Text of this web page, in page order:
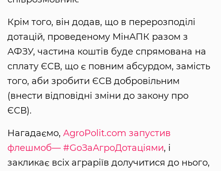
Крім того, він додав, що в перерозподілі
дотацій, проведеному МінАПК разом з
АФЗУ, частина коштів буде спрямована на
сплату ЄСВ, що є повним абсурдом, замість
того, аби зробити ЄСВ добровільним
(внести відповідні зміни до закону про
ЄСВ).
Нагадаємо, AgroPolit.com запустив
флешмоб— #GoЗаАгроДотаціями, і
закликає всіх аграріїв долучитися до нього,